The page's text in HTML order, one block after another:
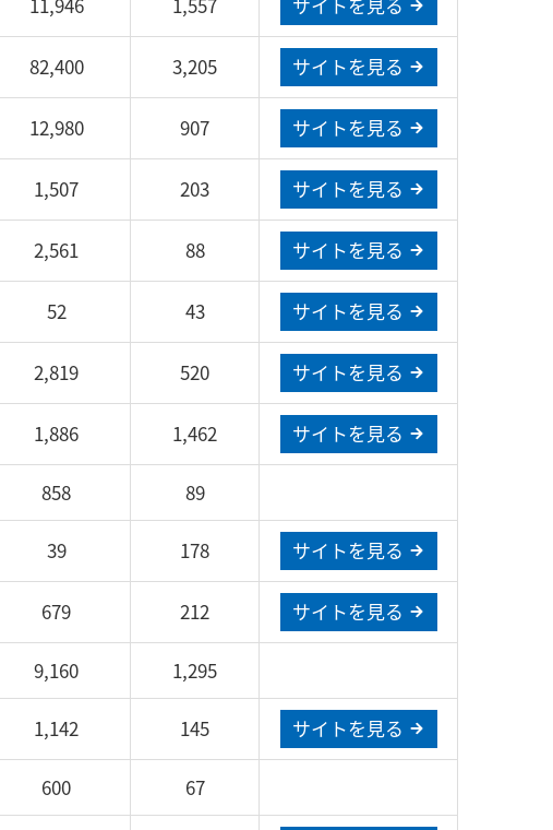
82,400 3,205 サイトを見る
12,980 907 サイトを見る
1,507 203 サイトを見る
2,561 88 サイトを見る
52 43 サイトを見る
2,819 520 サイトを見る
1,886 1,462 サイトを見る
858 89
39 178 サイトを見る
679 212 サイトを見る
9,160 1,295
1,142 145 サイトを見る
600 67